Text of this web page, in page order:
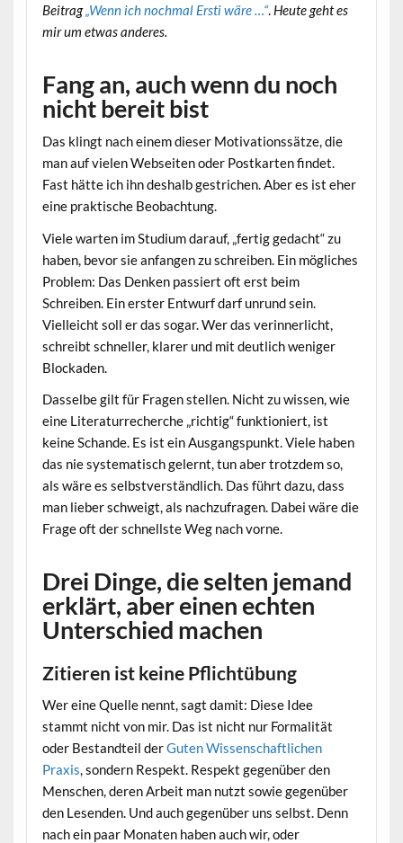
Beitrag„Wenn ich nochmal Ersti wäre …“. Heute geht es
mir um etwas anderes.
Fang an, auch wenn du noch
nicht bereit bist
Das klingt nach einem dieser Motivationssätze, die
man auf vielen Webseiten oder Postkarten findet.
Fast hätte ich ihn deshalb gestrichen. Aber es ist eher
eine praktische Beobachtung.
Viele warten im Studium darauf, „fertig gedacht“ zu
haben, bevor sie anfangen zu schreiben. Ein mögliches
Problem: Das Denken passiert oft erst beim
Schreiben. Ein erster Entwurf darf unrund sein.
Vielleicht soll er das sogar. Wer das verinnerlicht,
schreibt schneller, klarer und mit deutlich weniger
Blockaden.
Dasselbe gilt für Fragen stellen. Nicht zu wissen, wie
eine Literaturrecherche „richtig“ funktioniert, ist
keine Schande. Es ist ein Ausgangspunkt. Viele haben
das nie systematisch gelernt, tun aber trotzdem so,
als wäre es selbstverständlich. Das führt dazu, dass
man lieber schweigt, als nachzufragen. Dabei wäre die
Frage oft der schnellste Weg nach vorne.
Drei Dinge, die selten jemand
erklärt, aber einen echten
Unterschied machen
Zitieren ist keine Pflichtübung
Wer eine Quelle nennt, sagt damit: Diese Idee
stammt nicht von mir. Das ist nicht nur Formalität
oder Bestandteil derGuten Wissenschaftlichen
Praxis, sondern Respekt. Respekt gegenüber den
Menschen, deren Arbeit man nutzt sowie gegenüber
den Lesenden. Und auch gegenüber uns selbst. Denn
nach ein paar Monaten haben auch wir, oder